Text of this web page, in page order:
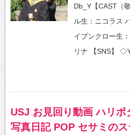
Db_Y【CAST（
ル生：ニコラス
イブンクロー生
リナ 【SNS】
USJ お見回り動画 ハリポ
写真日記 POP セサミのス